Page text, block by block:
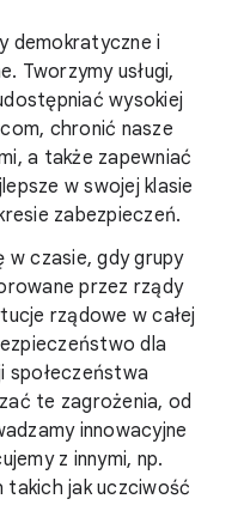
demokratyczne i
Tworzymy usługi,
wysokiej
chronić nasze
a także zapewniać
w swojej klasie
zabezpieczeń.
w czasie, gdy grupy
przez rządy
rządowe w całej
dla
społeczeństwa
te zagrożenia, od
innowacyjne
z innymi, np.
takich jak uczciwość